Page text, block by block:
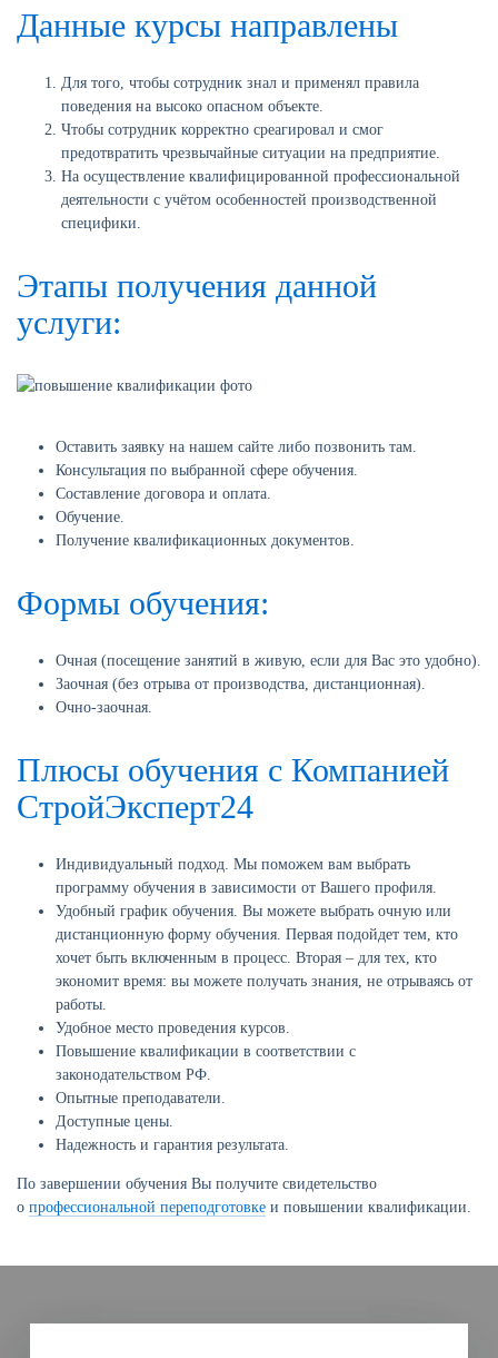
Данные курсы направлены
Для того, чтобы сотрудник знал и применял правила
поведения на высоко опасном объекте.
Чтобы сотрудник корректно среагировал и смог
предотвратить чрезвычайные ситуации на предприятие.
На осуществление квалифицированной профессиональной
деятельности с учётом особенностей производственной
специфики.
Этапы получения данной
услуги:
Оставить заявку на нашем сайте либо позвонить там.
Консультация по выбранной сфере обучения.
Составление договора и оплата.
Обучение.
Получение квалификационных документов.
Формы обучения:
Очная (посещение занятий в живую, если для Вас это удобно).
Заочная (без отрыва от производства, дистанционная).
Очно-заочная.
Плюсы обучения с Компанией
СтройЭксперт24
Индивидуальный подход. Мы поможем вам выбрать
программу обучения в зависимости от Вашего профиля.
Удобный график обучения. Вы можете выбрать очную или
дистанционную форму обучения. Первая подойдет тем, кто
хочет быть включенным в процесс. Вторая – для тех, кто
экономит время: вы можете получать знания, не отрываясь от
работы.
Удобное место проведения курсов.
Повышение квалификации в соответствии с
законодательством РФ.
Опытные преподаватели.
Доступные цены.
Надежность и гарантия результата.
По завершении обучения Вы получите свидетельство
о профессиональной переподготовке и повышении квалификации.